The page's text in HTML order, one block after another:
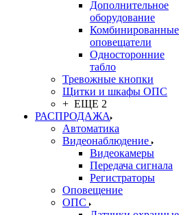
Дополнительное
оборудование
Комбинированные
оповещатели
Односторонние
табло
Тревожные кнопки
Щитки и шкафы ОПС
+ ЕЩЕ 2
РАСПРОДАЖА
Автоматика
Видеонаблюдение
Видеокамеры
Передача сигнала
Регистраторы
Оповещение
ОПС